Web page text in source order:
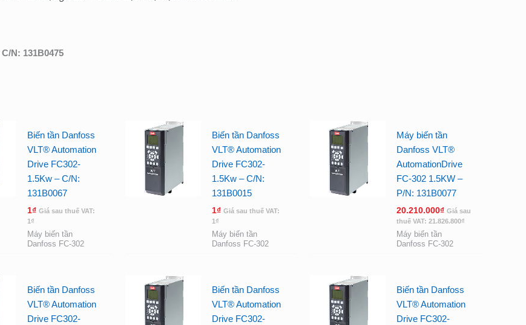
N: 131B0475
Biến tần Danfoss
VLT® Automation
Drive FC302-
1.5Kw – C/N:
131B0067
1₫ Giá sau thuế VAT:
1 ₫
Máy biến tần
Danfoss FC-302
Biến tần Danfoss
VLT® Automation
Drive FC302-
1.5Kw – C/N:
131B0015
1₫ Giá sau thuế VAT:
1 ₫
Máy biến tần
Danfoss FC-302
Máy biến tần
Danfoss VLT®
AutomationDrive
FC-302 1.5KW –
P/N: 131B0077
20.210.000₫ Giá sau
thuế VAT: 21.826.800₫
Máy biến tần
Danfoss FC-302
Biến tần Danfoss
VLT® Automation
Drive FC302-
Biến tần Danfoss
VLT® Automation
Drive FC302-
Biến tần Danfoss
VLT® Automation
Drive FC302-